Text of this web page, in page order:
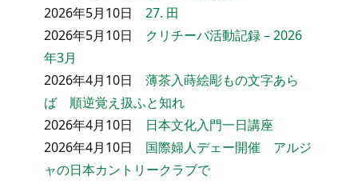
2026年5月10日 27. 田
2026年5月10日 クリチーバ活動記録 – 2026
年3月
2026年4月10日 薄茶入蒔絵彫もの文字あら
ば 順逆覚え扱ふと知れ
2026年4月10日 日本文化入門一日講座
2026年4月10日 国際婦人デェー開催 アルジ
ャの日本カントリークラブで